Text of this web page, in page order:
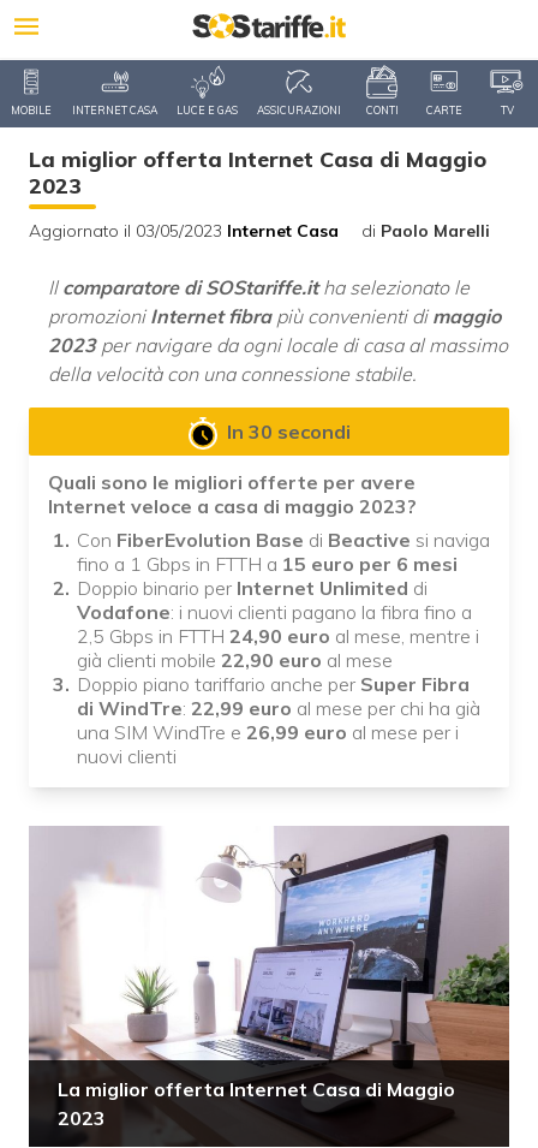
MOBILE INTERNET CASA LUCE E GAS ASSICURAZIONI CONTI CARTE TV
La miglior offerta Internet Casa di Maggio
2023
Aggiornato il 03/05/2023 Internet Casa di Paolo Marelli
Il comparatore di SOStariffe.itha selezionato le
promozioni Internet fibrapiù convenienti di maggio
2023per navigare da ogni locale di casa al massimo
della velocità con una connessione stabile.
In 30 secondi
Quali sono le migliori offerte per avere
Internet veloce a casa di maggio 2023?
Con FiberEvolution Base di Beactive si naviga
fino a 1 Gbps in FTTH a 15 euro per 6 mesi
Doppio binario per Internet Unlimited di
Vodafone: i nuovi clienti pagano la fibra fino a
2,5 Gbps in FTTH 24,90 euro al mese, mentre i
già clienti mobile 22,90 euro al mese
Doppio piano tariffario anche per Super Fibra
di WindTre: 22,99 euro al mese per chi ha già
una SIM WindTre e 26,99 euro al mese per i
nuovi clienti
La miglior offerta Internet Casa di Maggio
2023